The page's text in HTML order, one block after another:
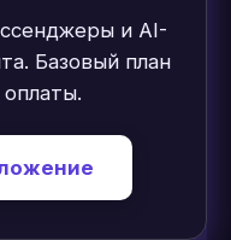
и AI-
Базовый план